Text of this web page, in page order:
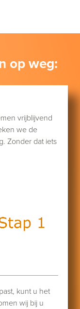
op weg:
vrijblijvend
we de
Zonder dat iets
kunt u het
wij bij u